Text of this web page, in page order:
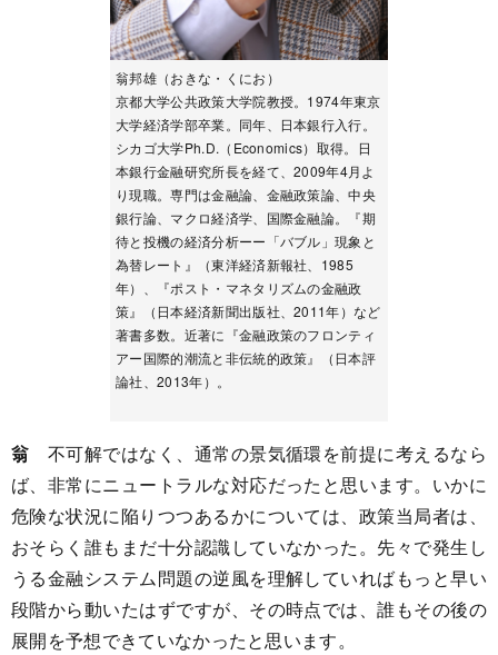
翁邦雄（おきな・くにお）
京都大学公共政策大学院教授。1974年東京
大学経済学部卒業。同年、日本銀行入行。
シカゴ大学Ph.D.（Economics）取得。日
本銀行金融研究所長を経て、2009年4月よ
り現職。専門は金融論、金融政策論、中央
銀行論、マクロ経済学、国際金融論。『期
待と投機の経済分析ーー「バブル」現象と
為替レート』（東洋経済新報社、1985
年）、『ポスト・マネタリズムの金融政
策』（日本経済新聞出版社、2011年）など
著書多数。近著に『金融政策のフロンティ
アー国際的潮流と非伝統的政策』（日本評
論社、2013年）。
翁 不可解ではなく、通常の景気循環を前提に考えるなら
ば、非常にニュートラルな対応だったと思います。いかに
危険な状況に陥りつつあるかについては、政策当局者は、
おそらく誰もまだ十分認識していなかった。先々で発生し
うる金融システム問題の逆風を理解していればもっと早い
段階から動いたはずですが、その時点では、誰もその後の
展開を予想できていなかったと思います。